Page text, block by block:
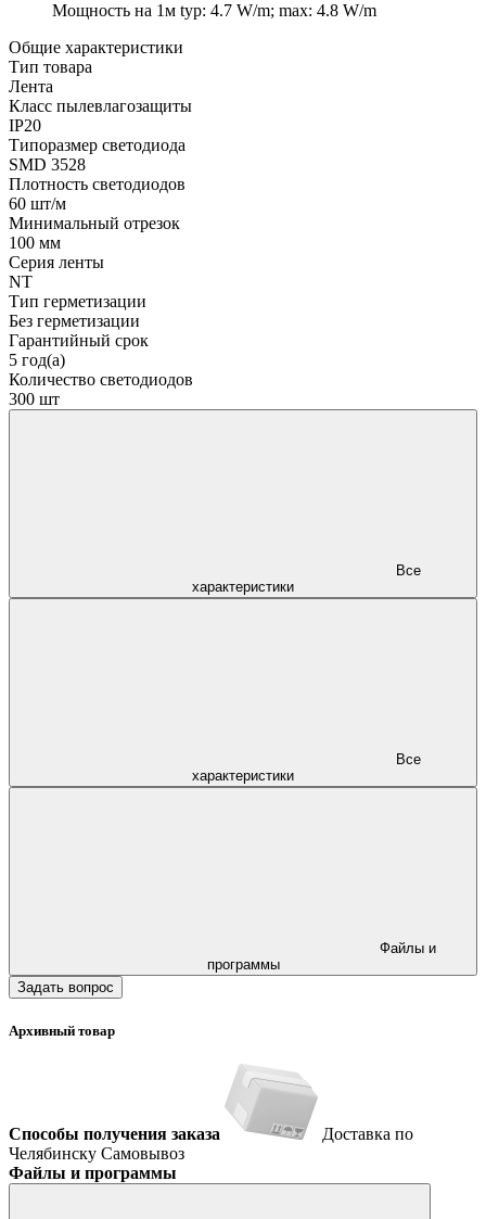
Мощность на 1м typ: 4.7 W/m; max: 4.8 W/m
Общие характеристики
Тип товара
Лента
Класс пылевлагозащиты
IP20
Типоразмер светодиода
SMD 3528
Плотность светодиодов
60 шт/м
Минимальный отрезок
100 мм
Серия ленты
NT
Тип герметизации
Без герметизации
Гарантийный срок
5 год(а)
Количество светодиодов
300 шт
характеристики
характеристики
программы
Задать вопрос
Архивный товар
Способы получения заказа
Доставка по
Челябинску Самовывоз
Файлы и программы